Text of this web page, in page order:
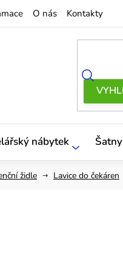
O nás Kontakty
nábytek Šatny
židle Lavice do čekáren